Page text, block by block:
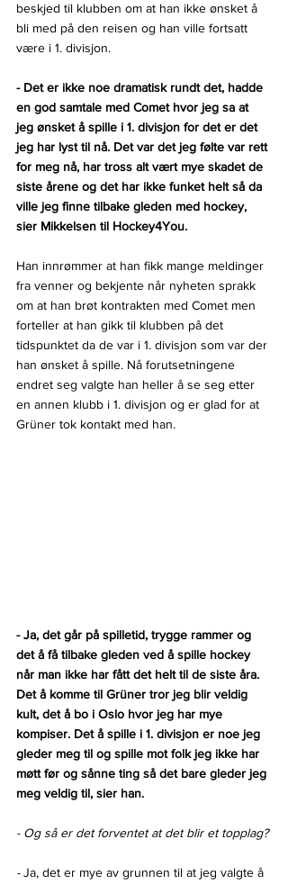
beskjed til klubben om at han ikke ønsket å
bli med på den reisen og han ville fortsatt
være i 1. divisjon.
- Det er ikke noe dramatisk rundt det, hadde
en god samtale med Comet hvor jeg sa at
jeg ønsket å spille i 1. divisjon for det er det
jeg har lyst til nå. Det var det jeg følte var rett
for meg nå, har tross alt vært mye skadet de
siste årene og det har ikke funket helt så da
ville jeg finne tilbake gleden med hockey,
sier Mikkelsen til Hockey4You.
Han innrømmer at han fikk mange meldinger
fra venner og bekjente når nyheten sprakk
om at han brøt kontrakten med Comet men
forteller at han gikk til klubben på det
tidspunktet da de var i 1. divisjon som var der
han ønsket å spille. Nå forutsetningene
endret seg valgte han heller å se seg etter
en annen klubb i 1. divisjon og er glad for at
Grüner tok kontakt med han.
- Ja, det går på spilletid, trygge rammer og
det å få tilbake gleden ved å spille hockey
når man ikke har fått det helt til de siste åra.
Det å komme til Grüner tror jeg blir veldig
kult, det å bo i Oslo hvor jeg har mye
kompiser. Det å spille i 1. divisjon er noe jeg
gleder meg til og spille mot folk jeg ikke har
møtt før og sånne ting så det bare gleder jeg
meg veldig til, sier han.
- Og så er det forventet at det blir et topplag?
- Ja, det er mye av grunnen til at jeg valgte å